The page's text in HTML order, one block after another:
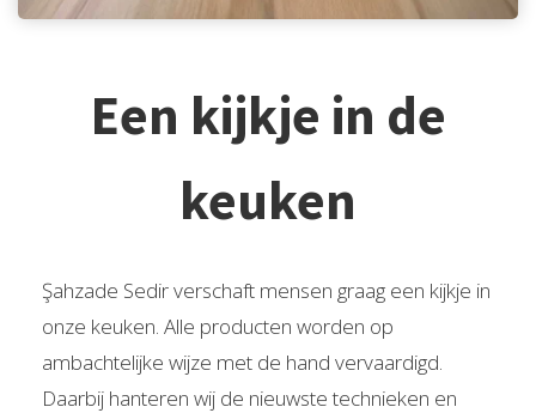
Een kijkje in de
keuken
Şahzade Sedir verschaft mensen graag een kijkje in
onze keuken. Alle producten worden op
ambachtelijke wijze met de hand vervaardigd.
Daarbij hanteren wij de nieuwste technieken en